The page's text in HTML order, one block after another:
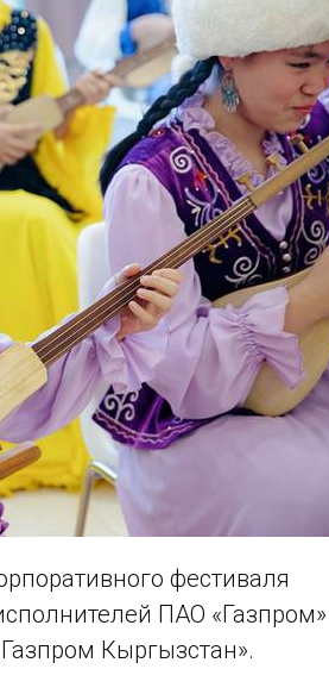
фестиваля
ПАО «Газпром»
Кыргызстан».